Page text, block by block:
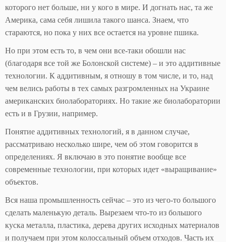
которого нет больше, ни у кого в мире. И догнать нас, та же
Америка, сама себя лишила такого шанса. Знаем, что
стараются, но пока у них все остается на уровне пшика.
Но при этом есть то, в чем они все-таки обошли нас
(благодаря все той же Болонской системе) – и это аддитивные
технологии. К аддитивным, я отношу в том числе, и то, над
чем велись работы в тех самых разгромленных на Украине
американских биолабораториях. Но такие же биолаборатории
есть и в Грузии, например.
Понятие аддитивных технологий, я в данном случае,
рассматриваю несколько шире, чем об этом говорится в
определениях. Я включаю в это понятие вообще все
современные технологии, при которых идет «выращивание»
объектов.
Вся наша промышленность сейчас – это из чего-то большого
сделать маленькую деталь. Вырезаем что-то из большого
куска металла, пластика, дерева других исходных материалов
и получаем при этом колоссальный объем отходов. Часть их